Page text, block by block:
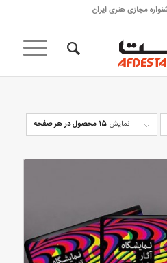
مجازی هنری ایران
نمایش 15 محصول در هر صفحه